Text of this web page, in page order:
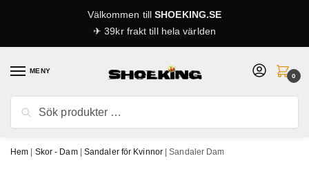
Välkommen tillSHOEKING.SE
✈ 39kr frakt till hela världen
MENY
efter:
Sök
0
Hem | Skor - Dam| Sandaler för Kvinnor|Sandaler Dam